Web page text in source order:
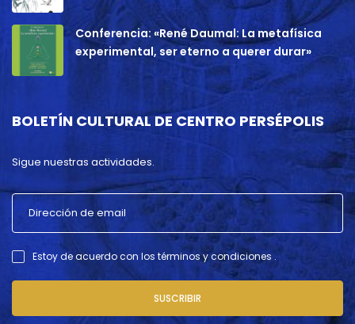
Conferencia: «René Daumal: La metafísica
experimental, ser eterno a querer durar»
BOLETÍN CULTURAL DE CENTRO PERSÉPOLIS
Sigue nuestras actividades.
Estoy de acuerdo con los términos y condiciones .
SUSCRIBIR